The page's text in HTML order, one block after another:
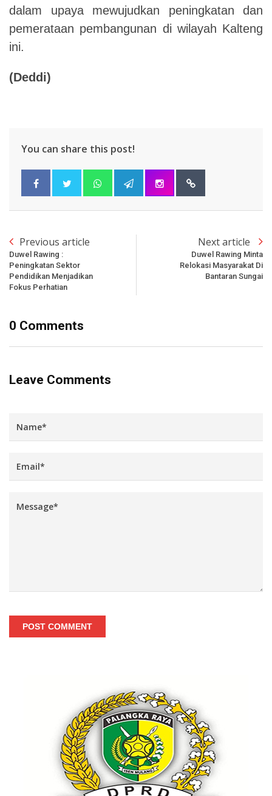
dalam upaya mewujudkan peningkatan dan
pemerataan pembangunan di wilayah Kalteng
ini.
(Deddi)
You can share this post!
Previous article
Duwel Rawing :
Peningkatan Sektor
Pendidikan Menjadikan
Fokus Perhatian
Next article
Duwel Rawing Minta
Relokasi Masyarakat Di
Bantaran Sungai
0 Comments
Leave Comments
POST COMMENT